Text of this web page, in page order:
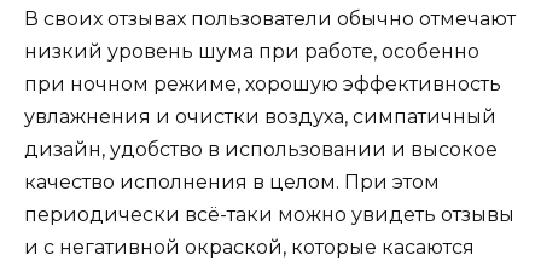
В своих отзывах пользователи обычно отмечают
низкий уровень шума при работе, особенно
при ночном режиме, хорошую эффективность
увлажнения и очистки воздуха, симпатичный
дизайн, удобство в использовании и высокое
качество исполнения в целом. При этом
периодически всё-таки можно увидеть отзывы
и с негативной окраской, которые касаются